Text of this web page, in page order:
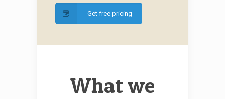
Get free pricing
What we